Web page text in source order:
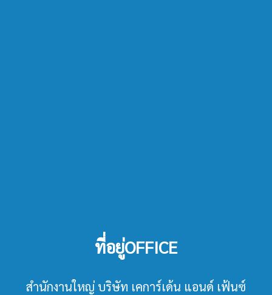
ที่อยู่OFFICE
สำนักงานใหญ่ บริษัท เคการ์เด้น แอนด์ เฟ้นซ์